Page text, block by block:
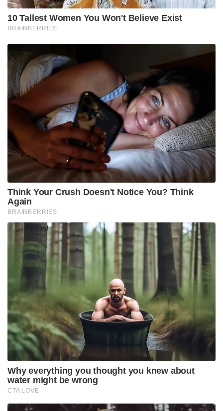
രംഗത്ത് വന്നു. റംസാൻ വ്രതമെടുക്കുന്നതിന്റെ
ഭാഗമായുളള വിശ്രമത്തിലാണെന്നും മമ്മൂട്ടിയുടെ ടീം
അറിയിച്ചു.
Tags: mammootty